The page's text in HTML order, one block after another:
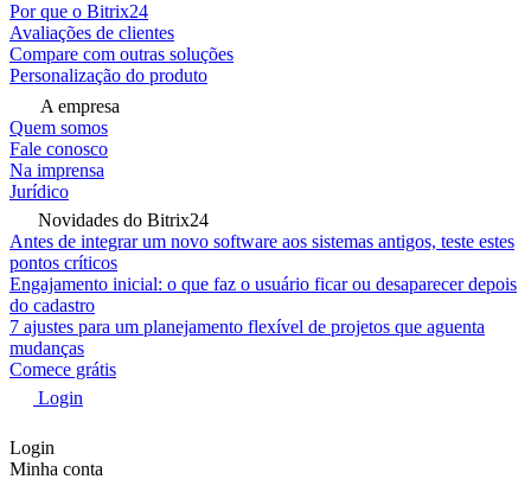
Por que o Bitrix24
Avaliações de clientes
Compare com outras soluções
Personalização do produto
A empresa
Quem somos
Fale conosco
Na imprensa
Jurídico
Novidades do Bitrix24
Antes de integrar um novo software aos sistemas antigos, teste estes
pontos críticos
Engajamento inicial: o que faz o usuário ficar ou desaparecer depois
do cadastro
7 ajustes para um planejamento flexível de projetos que aguenta
mudanças
Comece grátis
Login
Login
Minha conta